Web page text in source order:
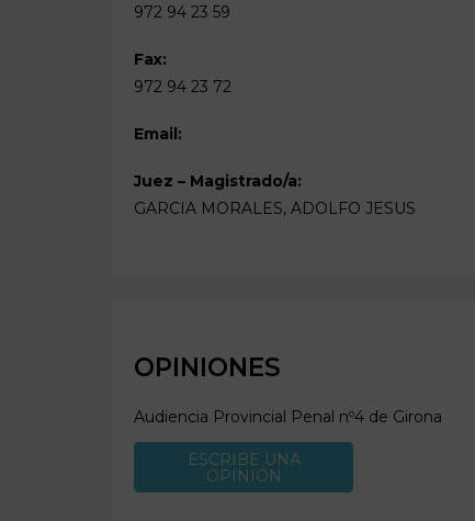
972 94 23 59
Fax:
972 94 23 72
Email:
Juez – Magistrado/a:
GARCIA MORALES, ADOLFO JESUS
OPINIONES
Audiencia Provincial Penal nº4 de Girona
ESCRIBE UNA
OPINIÓN